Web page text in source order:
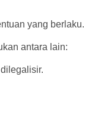
yang berlaku.
antara lain: